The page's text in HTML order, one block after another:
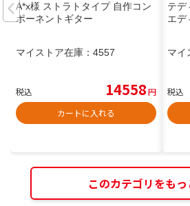
A*x様 ストラトタイプ 自作コン
ポーネントギター
マイストア在庫： 4557
税込 14558円
カートに入れる
テデ
エデ
マイ
税込
このカテゴリをもっ